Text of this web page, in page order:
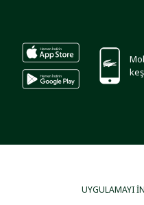
UYGULAMAYI